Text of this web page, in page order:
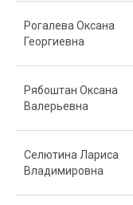
Рогалева Оксана
Георгиевна
Рябоштан Оксана
Валерьевна
Селютина Лариса
Владимировна